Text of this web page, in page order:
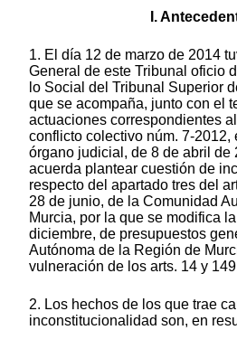
I.
1. El día 12 de marzo de 2014
General de este Tribunal oficio
lo Social del Tribunal Superior
que se acompaña, junto con el
actuaciones correspondientes
conflicto colectivo núm. 7-2012,
órgano judicial, de 8 de abril de
acuerda plantear cuestión de
respecto del apartado tres del
28 de junio, de la Comunidad
Murcia, por la que se modifica
diciembre, de presupuestos
Autónoma de la Región de
vulneración de los arts. 14 y
2. Los hechos de los que trae
inconstitucionalidad son, en